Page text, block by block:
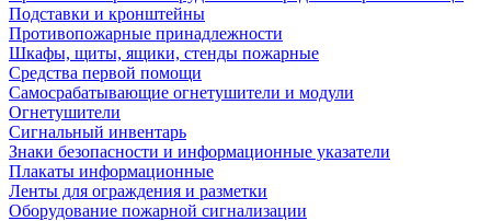
Подставки и кронштейны
Противопожарные принадлежности
Шкафы, щиты, ящики, стенды пожарные
Средства первой помощи
Самосрабатывающие огнетушители и модули
Огнетушители
Сигнальный инвентарь
Знаки безопасности и информационные указатели
Плакаты информационные
Ленты для ограждения и разметки
Оборудование пожарной сигнализации